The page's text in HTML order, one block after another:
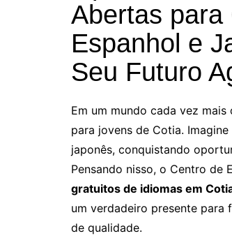
Abertas para
Espanhol e
Seu Futuro
Em um mundo cada vez
para jovens de Cotia.
japonês, conquistando
Pensando nisso, o Centro de
gratuitos de idiomas em
um verdadeiro presente para
de qualidade.